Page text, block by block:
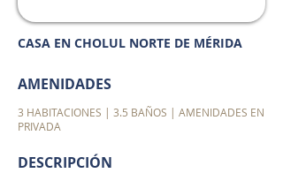
CASA EN CHOLUL NORTE DE MÉRIDA
AMENIDADES
3 HABITACIONES | 3.5 BAÑOS | AMENIDADES EN
PRIVADA
DESCRIPCIÓN